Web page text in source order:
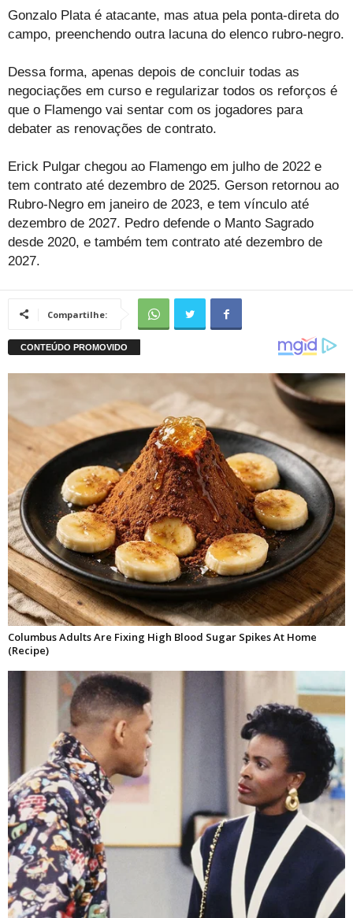
Gonzalo Plata é atacante, mas atua pela ponta-direta do
campo, preenchendo outra lacuna do elenco rubro-negro.
Dessa forma, apenas depois de concluir todas as
negociações em curso e regularizar todos os reforços é
que o Flamengo vai sentar com os jogadores para
debater as renovações de contrato.
Erick Pulgar chegou ao Flamengo em julho de 2022 e
tem contrato até dezembro de 2025. Gerson retornou ao
Rubro-Negro em janeiro de 2023, e tem vínculo até
dezembro de 2027. Pedro defende o Manto Sagrado
desde 2020, e também tem contrato até dezembro de
2027.
Compartilhe: